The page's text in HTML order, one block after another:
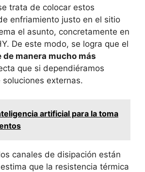
trata de colocar estos
enfriamiento justo en el sitio
el asunto, concretamente en
De este modo, se logra que el
manera mucho más
que si dependiéramos
externas.
artificial para la toma
canales de disipación están
que la resistencia térmica